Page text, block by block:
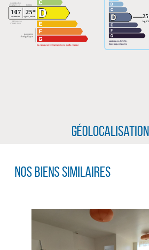
Géolocalisation
Nos biens similaires